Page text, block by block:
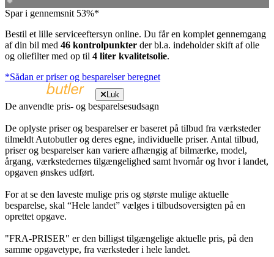
Spar i gennemsnit 53%*
Bestil et lille serviceeftersyn online. Du får en komplet gennemgang
af din bil med 46 kontrolpunkter der bl.a. indeholder skift af olie
og oliefilter med op til 4 liter kvalitetsolie.
*Sådan er priser og besparelser beregnet
Luk
De anvendte pris- og besparelsesudsagn
De oplyste priser og besparelser er baseret på tilbud fra værksteder
tilmeldt Autobutler og deres egne, individuelle priser. Antal tilbud,
priser og besparelser kan variere afhængig af bilmærke, model,
årgang, værkstedernes tilgængelighed samt hvornår og hvor i landet,
opgaven ønskes udført.
For at se den laveste mulige pris og største mulige aktuelle
besparelse, skal “Hele landet” vælges i tilbudsoversigten på en
oprettet opgave.
"FRA-PRISER" er den billigst tilgængelige aktuelle pris, på den
samme opgavetype, fra værksteder i hele landet.